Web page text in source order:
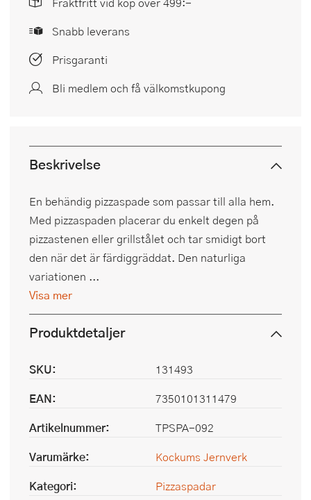
Snabb leverans
Prisgaranti
Bli medlem och få välkomstkupong
Beskrivelse
En behändig pizzaspade som passar till alla hem.
Med pizzaspaden placerar du enkelt degen på
pizzastenen eller grillstålet och tar smidigt bort
den när det är färdiggräddat. Den naturliga
variationen ...
Visa mer
Produktdetaljer
SKU:
131493
EAN:
7350101311479
Artikelnummer:
TPSPA-092
Varumärke:
Kockums Jernverk
Kategori:
Pizzaspadar